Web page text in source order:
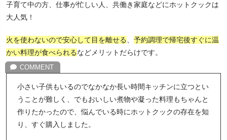
子育て中の方、仕事が忙しい人、共働き家庭などにホットクックは
大人気！
火を使わないので安心して目を離せる
予約調理で帰宅後すぐに温
かい料理が食べられるなどメリットだらけです。
小さい子供もいるのでなかなか長い時間キッチンに立つとい
うことが難しく、でもおいしい煮物や凝った料理もちゃんと
作りたかったので、悩んでいる時にホットクックの存在を知
り、すぐ購入しました。